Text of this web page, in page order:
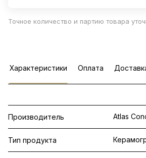
Точное количество и партию товара
Характеристики Оплата
Производитель Atlas
Тип продукта